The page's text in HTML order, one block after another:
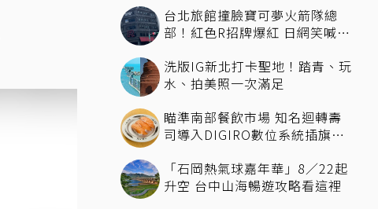
台北旅館撞臉寶可夢火箭隊總
部！紅色R招牌爆紅 日網笑喊：
洗版IG新北打卡聖地！踏青、玩
水、拍美照一次滿足
瞄準南部餐飲市場 知名迴轉壽
司導入DIGIRO數位系統插旗台
「石岡熱氣球嘉年華」8／22起
升空 台中山海暢遊攻略看這裡